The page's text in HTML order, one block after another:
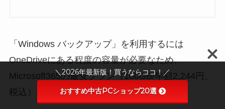
「Windows バックアップ」を利用するには
OneDriveにある程度の容量が必要なため、
Microsoft365の最安プラン（100GB/年額2,244円、
税込）に加入することをおすすめします。
＼2026年最新版！買うならココ！／
おすすめ中古PCショップ20選